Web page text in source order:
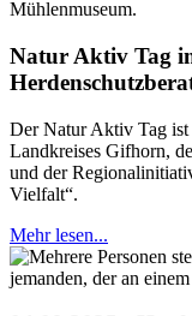
Natur Aktiv Tag
Der Natur Aktiv Tag ist
Landkreises Gifhorn,
und der
Vielfalt“.
Mehr lesen...